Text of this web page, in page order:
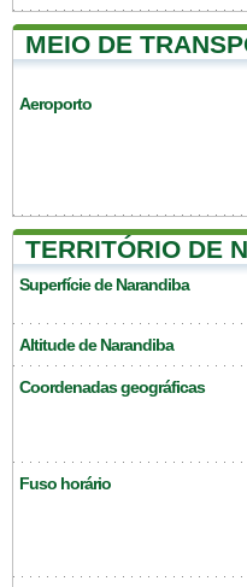
MEIO DE
Aeroporto
TERRITÓRIO DE
Superfície de Narandiba
Altitude de Narandiba
Coordenadas geográficas
Fuso horário